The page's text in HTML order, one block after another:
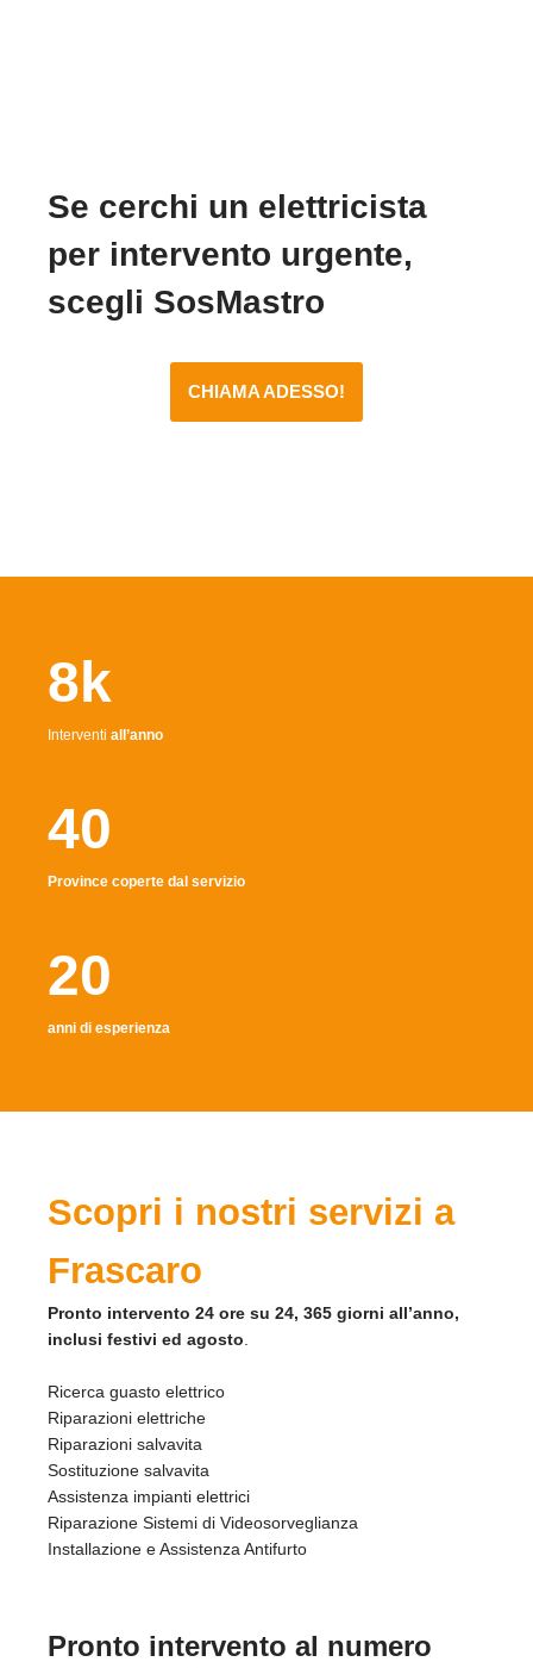
Se cerchi un elettricista
per intervento urgente,
scegli SosMastro
CHIAMA ADESSO!
8k
Interventi all’anno
40
Province coperte dal servizio
20
anni di esperienza
Scopri i nostri servizi a
Frascaro
Pronto intervento 24 ore su 24, 365 giorni all’anno,
inclusi festivi ed agosto
Ricerca guasto elettrico
Riparazioni elettriche
Riparazioni salvavita
Sostituzione salvavita
Assistenza impianti elettrici
Riparazione Sistemi di Videosorveglianza
Installazione e Assistenza Antifurto
Pronto intervento al numero